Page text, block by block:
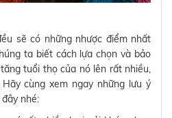
sẽ có những nhược điểm nhất
ta biết cách lựa chọn và bảo
tuổi thọ của nó lên rất nhiều,
cùng xem ngay những lưu ý
nhé: